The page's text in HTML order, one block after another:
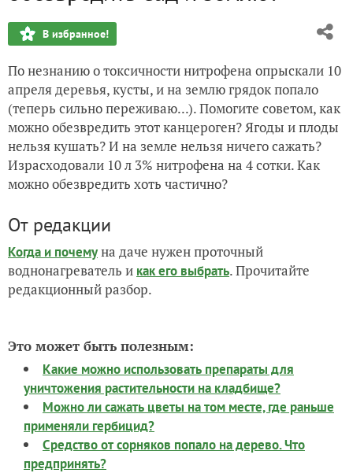
В избранное!
По незнанию о токсичности нитрофена опрыскали 10
апреля деревья, кусты, и на землю грядок попало
(теперь сильно переживаю...). Помогите советом, как
можно обезвредить этот канцероген? Ягоды и плоды
нельзя кушать? И на земле нельзя ничего сажать?
Израсходовали 10 л 3% нитрофена на 4 сотки. Как
можно обезвредить хоть частично?
От редакции
Когда и почемуна даче нужен проточный
воднонагреватель и как его выбрать. Прочитайте
редакционный разбор.
Это может быть полезным:
Какие можно использовать препараты для
уничтожения растительности на кладбище?
Можно ли сажать цветы на том месте, где раньше
применяли гербицид?
Средство от сорняков попало на дерево. Что
предпринять?